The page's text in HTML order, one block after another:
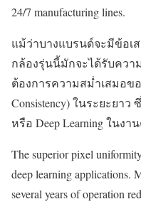
24/7 manufacturing lines.
แม้ว่าบางแบรนด์จะมีข้อเ
กล้องรุ่นนี้มักจะได้รับควา
ต้องการความสม่ำเสมอ
Consistency) ในระยะยา
หรือ Deep Learning ในง
The superior pixel
deep learning applications.
several years of operation